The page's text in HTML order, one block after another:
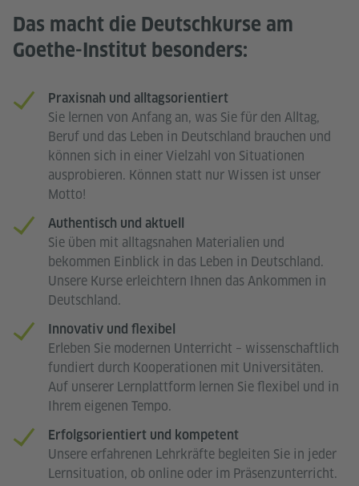
Das macht die Deutschkurse am
Goethe-Institut besonders:
Praxisnah und alltagsorientiert
Sie lernen von Anfang an, was Sie für den Alltag,
Beruf und das Leben in Deutschland brauchen und
können sich in einer Vielzahl von Situationen
ausprobieren. Können statt nur Wissen ist unser
Motto!
Authentisch und aktuell
Sie üben mit alltagsnahen Materialien und
bekommen Einblick in das Leben in Deutschland.
Unsere Kurse erleichtern Ihnen das Ankommen in
Deutschland.
Innovativ und flexibel
Erleben Sie modernen Unterricht – wissenschaftlich
fundiert durch Kooperationen mit Universitäten.
Auf unserer Lernplattform lernen Sie flexibel und in
Ihrem eigenen Tempo.
Erfolgsorientiert und kompetent
Unsere erfahrenen Lehrkräfte begleiten Sie in jeder
Lernsituation, ob online oder im Präsenzunterricht.